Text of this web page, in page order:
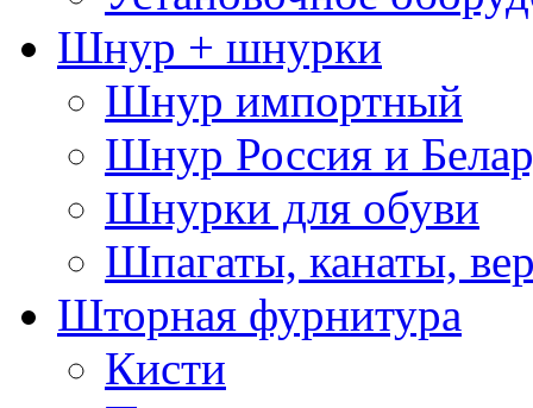
Шнур + шнурки
Шнур импортный
Шнур Россия и
Шнурки для обуви
Шпагаты, канаты,
Шторная фурнитура
Кисти